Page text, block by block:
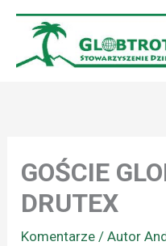
Przejdź
treści
GOŚCIE
DRUTEX
Komentarze / Autor